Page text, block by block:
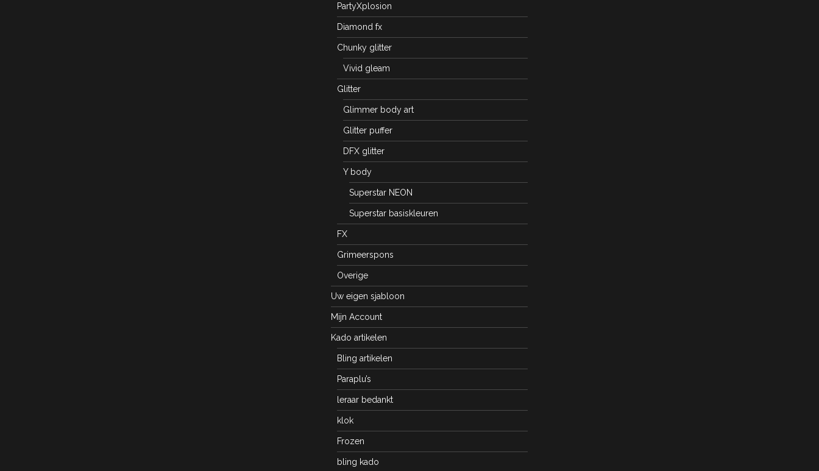
PartyXplosion
Diamond fx
Chunky glitter
Vivid gleam
Glitter
Glimmer body art
Glitter puffer
DFX glitter
Y body
Superstar NEON
Superstar basiskleuren
FX
Grimeerspons
Overige
Uw eigen sjabloon
Mijn Account
Kado artikelen
Bling artikelen
Paraplu’s
leraar bedankt
klok
Frozen
bling kado